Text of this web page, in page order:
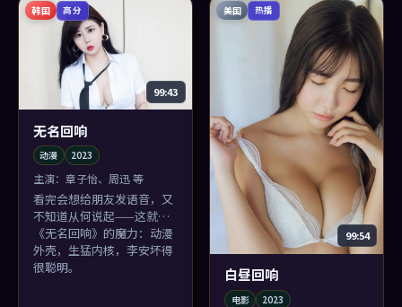
韩国 高分
99:43
无名回响
动漫 2023
主演： 章子怡、周迅 等
看完会想给朋友发语音，又
不知道从何说起——这就是
《无名回响》的魔力：动漫
外壳，生猛内核，李安坏得
很聪明。
美国 热播
99:54
白昼回响
电影 2023